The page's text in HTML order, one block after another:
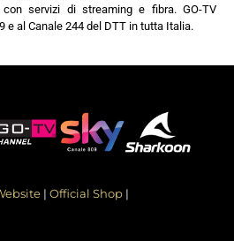
servizi di streaming e fibra. GO-TV
e al Canale 244 del DTT in tutta Italia.
| Official Shop|